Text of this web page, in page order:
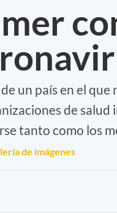
un país en el
de
tanto como los
de imágenes